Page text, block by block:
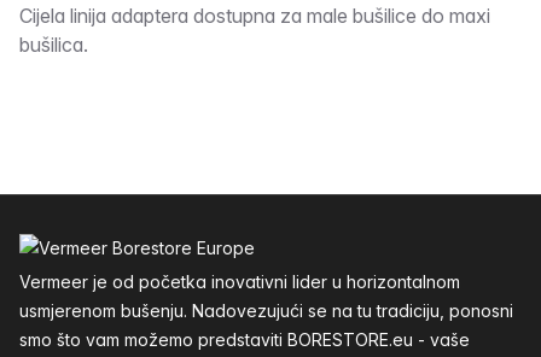
Opis
Cijela linija adaptera dostupna za male bušilice do maxi
bušilica.
Vermeer je od početka inovativni lider u horizontalnom
usmjerenom bušenju. Nadovezujući se na tu tradiciju, ponosni
smo što vam možemo predstaviti BORESTORE.eu - vaše